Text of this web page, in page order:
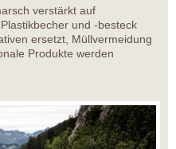
verstärkt auf
und -besteck
ersetzt, Müllvermeidung
Produkte werden